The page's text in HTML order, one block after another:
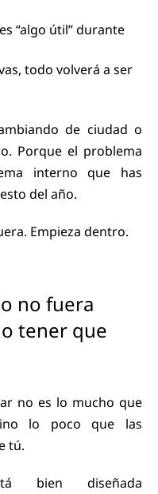
“algo útil” durante
todo volverá a ser
de ciudad o
Porque el problema
interno que has
del año.
Empieza dentro.
no fuera
tener que
no es lo mucho que
lo poco que las
tú.
bien diseñada